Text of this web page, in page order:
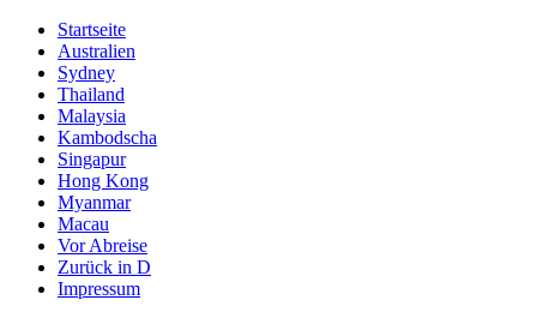
Startseite
Australien
Sydney
Thailand
Malaysia
Kambodscha
Singapur
Hong Kong
Myanmar
Macau
Vor Abreise
Zurück in D
Impressum